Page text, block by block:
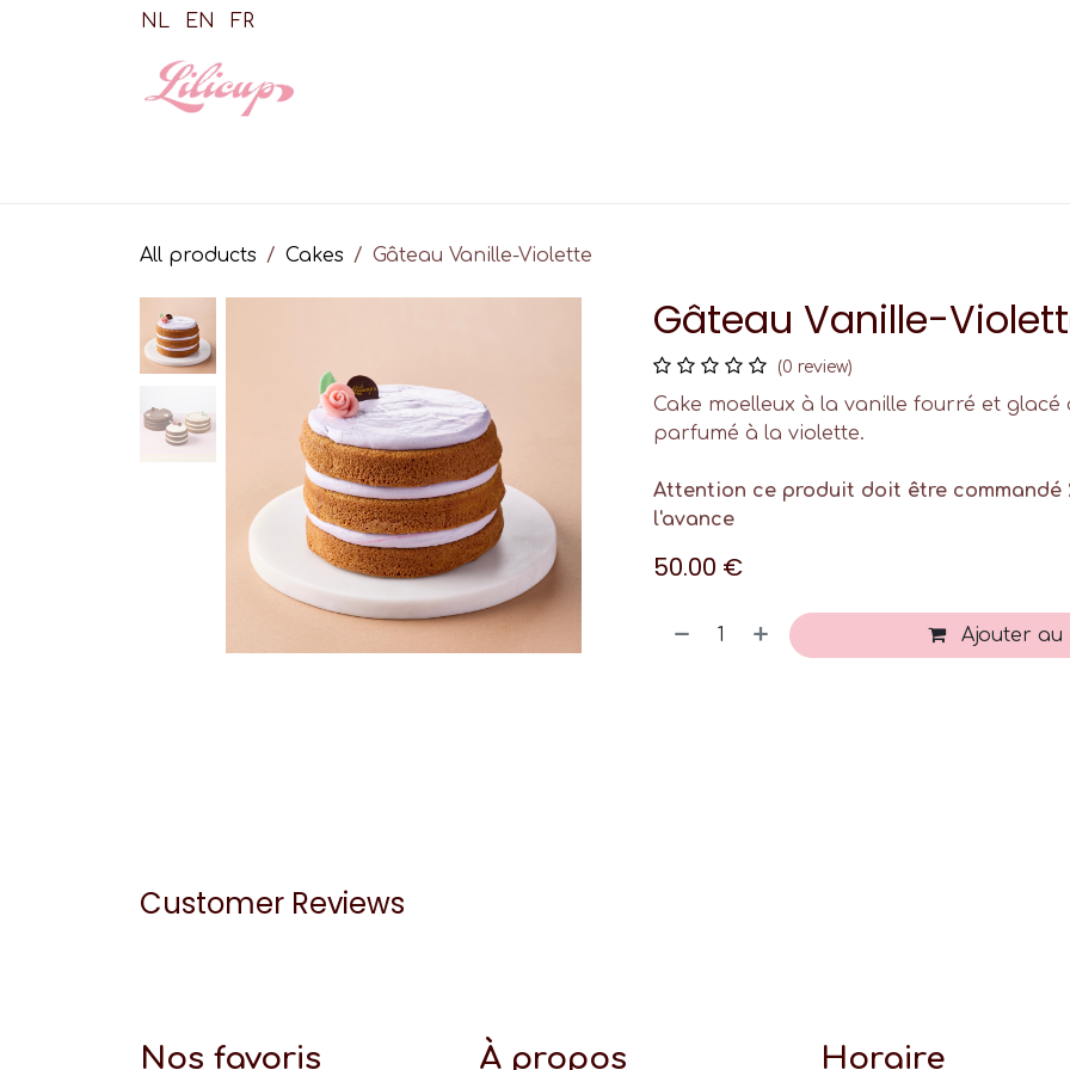
Skip to ContentNL EN FR
All products Cakes Gâteau Vanille-Violette
Gâteau Vanille-
(0 review)
Cake moelleux à la vanille fourré et glacé
parfumé à la violette.
Attention ce produit doit être commandé
l'avance
50.00 €
Ajouter au
Customer Reviews
Nos favoris À propos Horaire